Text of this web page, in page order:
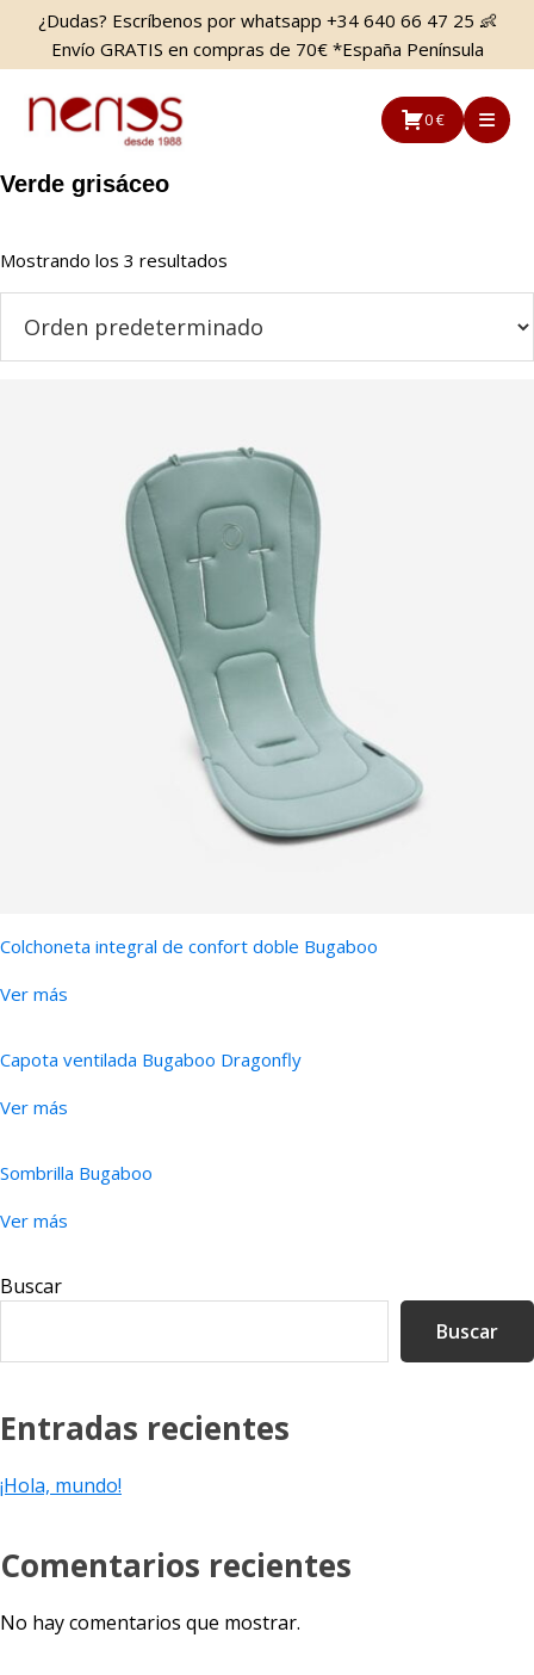
Saltar
contenido
principal
Saltar
la
barra
lateral
¿Dudas? Escríbenos por whatsapp +34 640 66 47 25 👶
Envío GRATIS en compras de 70€ *España Península
0 €
Verde grisáceo
Mostrando los 3 resultados
Colchoneta integral de confort doble Bugaboo
Ver más
Capota ventilada Bugaboo Dragonfly
Ver más
Sombrilla Bugaboo
Ver más
Barra
principal
Buscar
Buscar
Entradas recientes
¡Hola, mundo!
Comentarios recientes
No hay comentarios que mostrar.